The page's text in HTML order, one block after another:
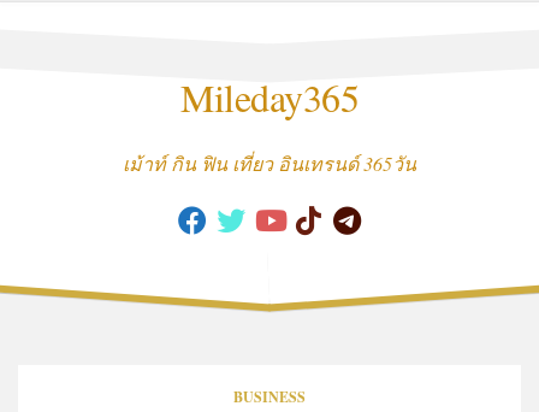
Mileday365
เม้าท์ กิน ฟิน เที่ยว อินเทรนด์ 365วัน
BUSINESS